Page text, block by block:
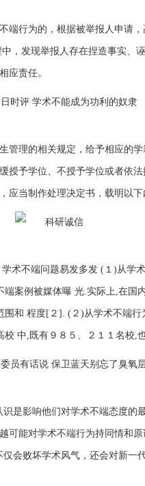
行为的，根据被举报人申请
，发现举报人存在捏造事实、
应责任。
管理的相关规定，给予相应的
授予学位、不授予学位或者依
当制作处理决定书，载明以下
不端问题易发多发 (１)从学
案例被媒体曝 光.实际上,在国
和 程度[２]. (２)从学术不端行
中,既有９８５、２１１名校,
是影响他们对学术不端态度的
可能对学术不端行为持同情和
会败坏学术风气，还会对新一